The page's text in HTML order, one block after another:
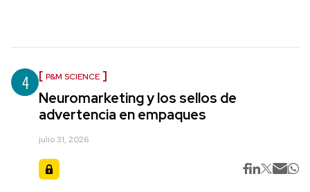
4 P&M SCIENCE
Neuromarketing y los sellos de
advertencia en empaques
julio 31, 2026